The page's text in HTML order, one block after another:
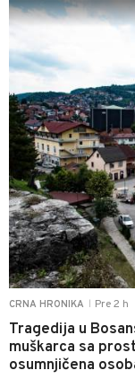
CRNA HRONIKA Pre 2 h
Tragedija u
muškarca sa
osumnjičena